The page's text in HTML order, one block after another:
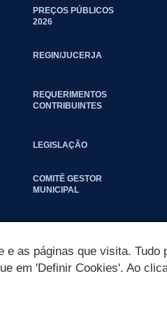
PREÇOS PÚBLICOS
2026
REGIN/JUCERJA
REQUERIMENTOS
CONTRIBUINTES
LEGISLAÇÃO
COMITÊ GESTOR
MUNICIPAL
as páginas que visita.
em 'Definir Cookies'. Ao